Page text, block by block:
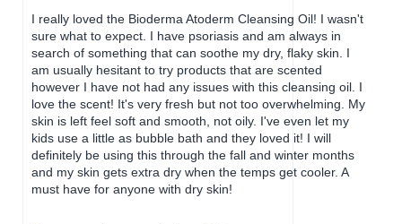
I really loved the Bioderma Atoderm Cleansing Oil! I wasn't
sure what to expect. I have psoriasis and am always in
search of something that can soothe my dry, flaky skin. I
am usually hesitant to try products that are scented
however I have not had any issues with this cleansing oil. I
love the scent! It's very fresh but not too overwhelming. My
skin is left feel soft and smooth, not oily. I've even let my
kids use a little as bubble bath and they loved it! I will
definitely be using this through the fall and winter months
and my skin gets extra dry when the temps get cooler. A
must have for anyone with dry skin!